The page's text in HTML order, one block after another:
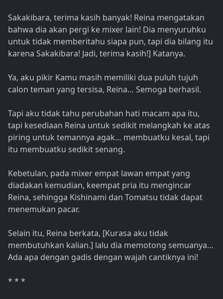
Sakakibara, terima kasih banyak! Reina mengatakan
bahwa dia akan pergi ke mixer lain! Dia menyuruhku
untuk tidak memberitahu siapa pun, tapi dia bilang itu
karena Sakakibara! Jadi, terima kasih!] Katanya.
Ya, aku pikir Kamu masih memiliki dua puluh tujuh
calon teman yang tersisa, Reina… Semoga berhasil.
Tapi aku tidak tahu perubahan hati macam apa itu,
tapi kesediaan Reina untuk sedikit melangkah ke atas
piring untuk temannya agak… membuatku kesal, tapi
itu membuatku sedikit senang.
Kebetulan, pada mixer empat lawan empat yang
diadakan kemudian, keempat pria itu mengincar
Reina, sehingga Kishinami dan Tomatsu tidak dapat
menemukan pacar.
Selain itu, Reina berkata, [Kurasa aku tidak
membutuhkan kalian.] lalu dia memotong semuanya…
Ada apa dengan gadis dengan wajah cantiknya ini!
* * *